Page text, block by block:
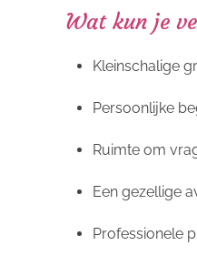
Wat kun je
Kleinschalige
Persoonlijke
Ruimte om
Een gezellige
Professionele